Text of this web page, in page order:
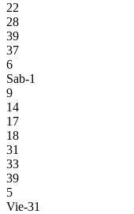
22
28
39
37
6
Sab-1
9
14
17
18
31
33
39
5
Vie-31